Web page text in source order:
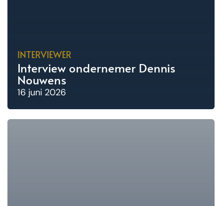
INTERVIEWER
Interview ondernemer Dennis
Nouwens
16 juni 2026